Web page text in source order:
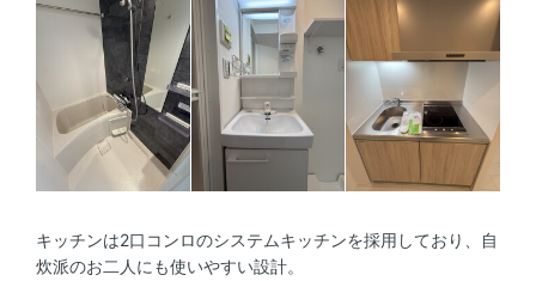
キッチンは2口コンロのシステムキッチンを採用しており、自
炊派のお二人にも使いやすい設計。